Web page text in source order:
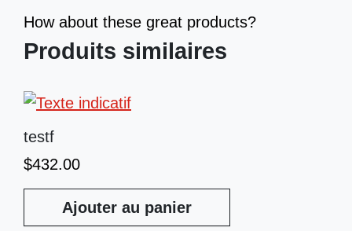
How about these great products?
Produits similaires
testf
$432.00
Ajouter au panier